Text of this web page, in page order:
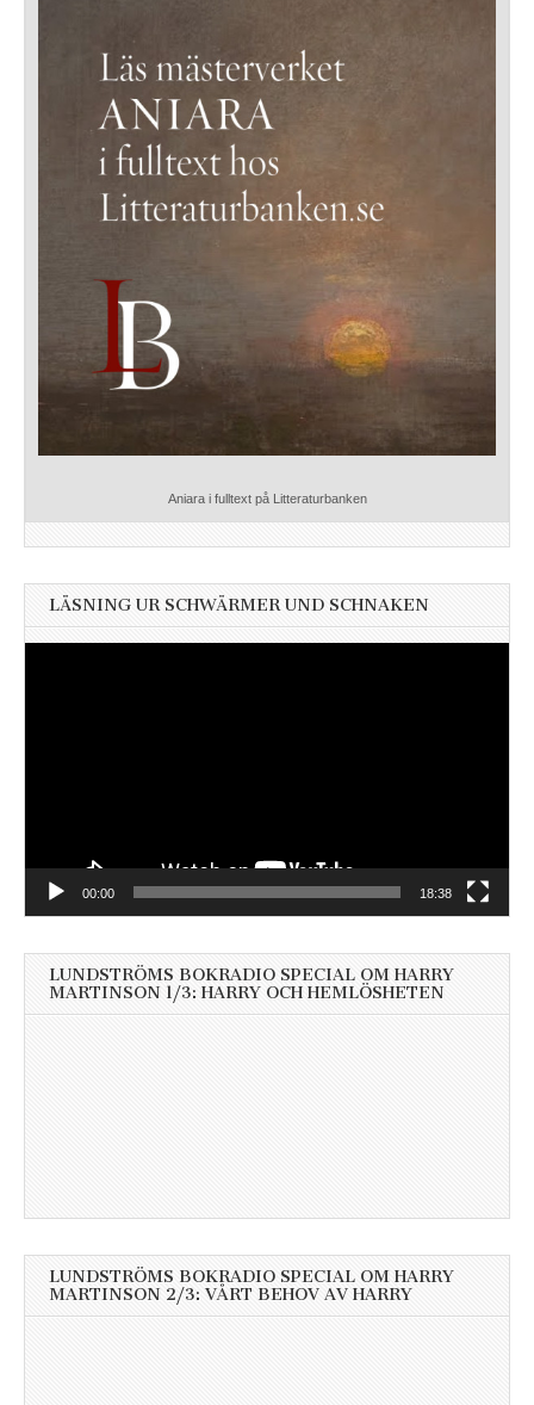
Aniara i fulltext på Litteraturbanken
LÄSNING UR SCHWÄRMER UND SCHNAKEN
00:00 18:38
LUNDSTRÖMS BOKRADIO SPECIAL OM HARRY
MARTINSON 1/3: HARRY OCH HEMLÖSHETEN
LUNDSTRÖMS BOKRADIO SPECIAL OM HARRY
MARTINSON 2/3: VÅRT BEHOV AV HARRY